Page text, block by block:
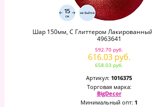
Шар 150мм, С Глиттером
4963641
592.70 руб.
616.03 руб.
658.03 руб.
Артикул: 1016375
Торговая марка:
BigDecor
Минимальный опт: 1